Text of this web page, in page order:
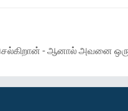
செல்கிறான் - ஆனால்